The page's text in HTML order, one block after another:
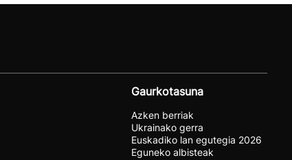
Gaurkotasuna
Azken berriak
Ukrainako gerra
Euskadiko lan egutegia 2026
Eguneko albisteak